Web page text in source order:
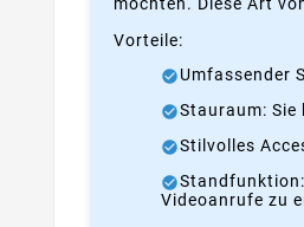
möchten. Diese Art
Vorteile:
Umfassender
Stauraum:
Stilvolles
Videoanrufe zu